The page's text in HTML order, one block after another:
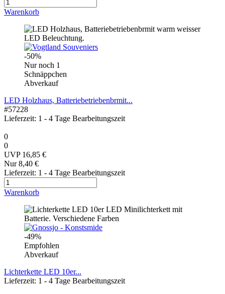
Warenkorb
-50%
Nur noch 1
Schnäppchen
Abverkauf
LED Holzhaus, Batteriebetriebenbrmit...
#57228
Lieferzeit: 1 - 4 Tage Bearbeitungszeit
0
0
UVP 16,85 €
Nur 8,40 €
Lieferzeit: 1 - 4 Tage Bearbeitungszeit
Warenkorb
-49%
Empfohlen
Abverkauf
Lichterkette LED 10er...
Lieferzeit: 1 - 4 Tage Bearbeitungszeit